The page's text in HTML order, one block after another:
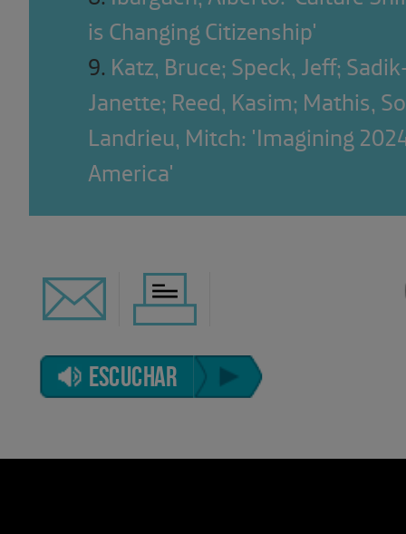
is Changing Citizenship'
9. Katz, Bruce; Speck, Jeff;
Janette; Reed, Kasim; Mathis,
Landrieu, Mitch: 'Imagining
America'
ESCUCHAR